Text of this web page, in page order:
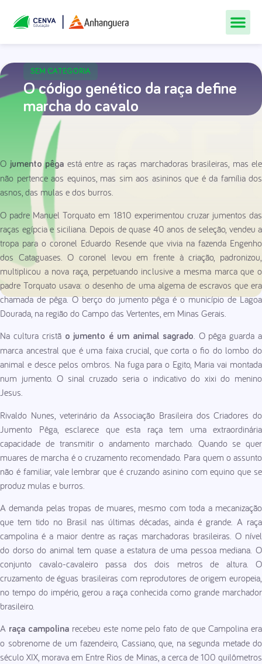
SEM CATEGORIA
O código genético da raça define
marcha do cavalo
O jumento pêga está entre as raças marchadoras brasileiras, mas ele
não pertence aos equinos, mas sim aos asininos que é da família dos
asnos, das mulas e dos burros.
O padre Manuel Torquato em 1810 experimentou cruzar jumentos das
raças egípcia e siciliana. Depois de quase 40 anos de seleção, vendeu a
tropa para o coronel Eduardo Resende que vivia na fazenda Engenho
dos Cataguases. O coronel levou em frente à criação, padronizou,
multiplicou a nova raça, perpetuando inclusive a mesma marca que o
padre Torquato usava: o desenho de uma algema de escravos que era
chamada de pêga. O berço do jumento pêga é o município de Lagoa
Dourada, na região do Campo das Vertentes, em Minas Gerais.
Na cultura cristã o jumento é um animal sagrado. O pêga guarda a
marca ancestral que é uma faixa crucial, que corta o fio do lombo do
animal e desce pelos ombros. Na fuga para o Egito, Maria vai montada
num jumento. O sinal cruzado seria o indicativo do xixi do menino
Jesus.
Rivaldo Nunes, veterinário da Associação Brasileira dos Criadores do
Jumento Pêga, esclarece que esta raça tem uma extraordinária
capacidade de transmitir o andamento marchado. Quando se quer
muares de marcha é o cruzamento recomendado. Para quem o assunto
não é familiar, vale lembrar que é cruzando asinino com equino que se
produz mulas e burros.
A demanda pelas tropas de muares, mesmo com toda a mecanização
que tem tido no Brasil nas últimas décadas, ainda é grande. A raça
campolina é a maior dentre as raças marchadoras brasileiras. O nível
do dorso do animal tem quase a estatura de uma pessoa mediana. O
conjunto cavalo-cavaleiro passa dos dois metros de altura. O
cruzamento de éguas brasileiras com reprodutores de origem europeia,
no tempo do império, gerou a raça conhecida como grande marchador
brasileiro.
A raça campolinarecebeu este nome pelo fato de que Campolina era
o sobrenome de um fazendeiro, Cassiano, que, na segunda metade do
século XIX, morava em Entre Rios de Minas, a cerca de 100 quilômetros